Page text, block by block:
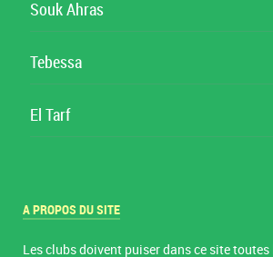
Souk Ahras
Tebessa
El Tarf
A PROPOS DU SITE
Les clubs doivent puiser dans ce site